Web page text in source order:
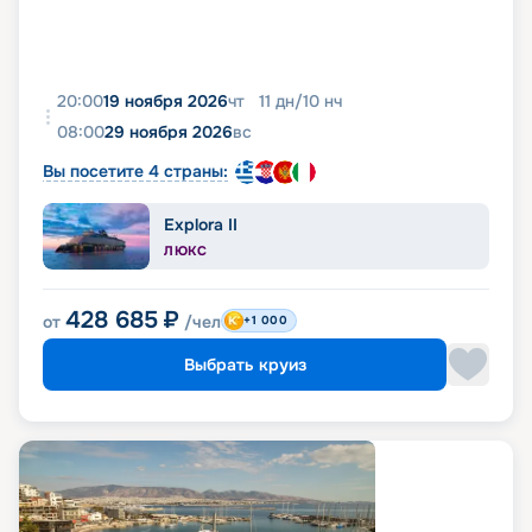
20:0019 ноября 2026чт 11 дн/10 нч
08:0029 ноября 2026вс
Вы посетите 4 страны:
Explora II
ЛЮКС
от 428 685 ₽ /чел +1 000
Выбрать круиз